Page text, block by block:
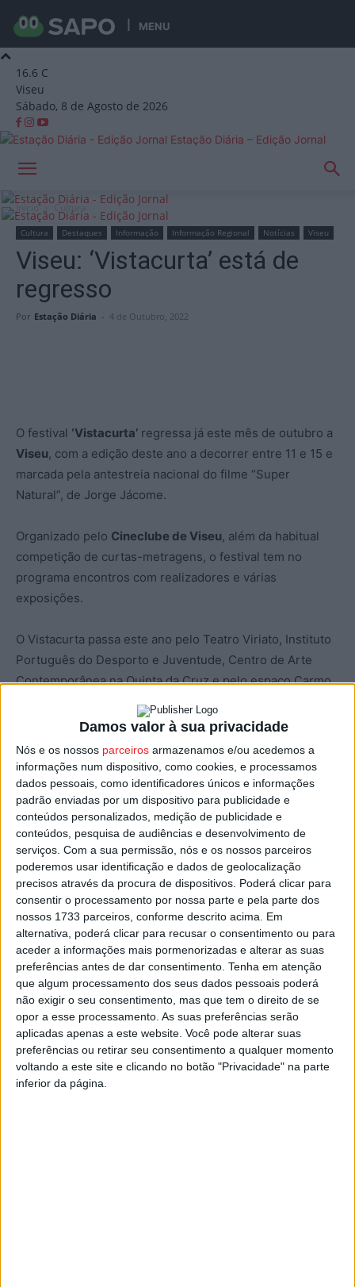
Damos valor à sua privacidade
Nós e os nossos parceiros armazenamos e/ou acedemos a
informações num dispositivo, como cookies, e processamos
dados pessoais, como identificadores únicos e informações
padrão enviadas por um dispositivo para publicidade e
conteúdos personalizados, medição de publicidade e
conteúdos, pesquisa de audiências e desenvolvimento de
serviços. Com a sua permissão, nós e os nossos parceiros
poderemos usar identificação e dados de geolocalização
precisos através da procura de dispositivos. Poderá clicar para
consentir o processamento por nossa parte e pela parte dos
nossos 1733 parceiros, conforme descrito acima. Em
alternativa, poderá clicar para recusar o consentimento ou para
aceder a informações mais pormenorizadas e alterar as suas
preferências antes de dar consentimento. Tenha em atenção
que algum processamento dos seus dados pessoais poderá
não exigir o seu consentimento, mas que tem o direito de se
opor a esse processamento. As suas preferências serão
aplicadas apenas a este website. Você pode alterar suas
preferências ou retirar seu consentimento a qualquer momento
voltando a este site e clicando no botão "Privacidade" na parte
inferior da página.
MENU
16.6 C
Viseu
Sábado, 8 de Agosto de 2026
Estação Diária – Edição Jornal
Início Cultura
Cultura Destaques Informação Informação Regional Notícias Viseu
Viseu: ‘Vistacurta’ está de
regresso
Por Estação Diária - 4 de Outubro, 2022
O festival ‘Vistacurta’ regressa já este mês de outubro a
Viseu, com a edição deste ano a decorrer entre 11 e 15 e
marcada pela antestreia nacional do filme “Super
Natural”, de Jorge Jácome.
Organizado pelo Cineclube de Viseu, além da habitual
competição de curtas-metragens, o festival tem no
programa encontros com realizadores e várias
exposições.
O Vistacurta passa este ano pelo Teatro Viriato, Instituto
Português do Desporto e Juventude, Centro de Arte
Contemporânea na Quinta da Cruz e pelo espaço Carmo
Estão confirmadas algumas das mais recentes produções
nacionais, datadas de 2021 e 2022, e cerca de 3 mil
euros em prémios para distribuir.
Quanto aos realizadores convidados, vão passar pelo
Vistacurta, Joana Toste, João Botelho, Jorge Jácome e
Rui Simões.
A antestreia nacional da longa-metragem “Super Natural”,
do Jorge Jácome, encerrará o festival.
Esta e outras notícias para ouvir na Estação Diária – 96.8
FM ou emwww.968.fm
Pub